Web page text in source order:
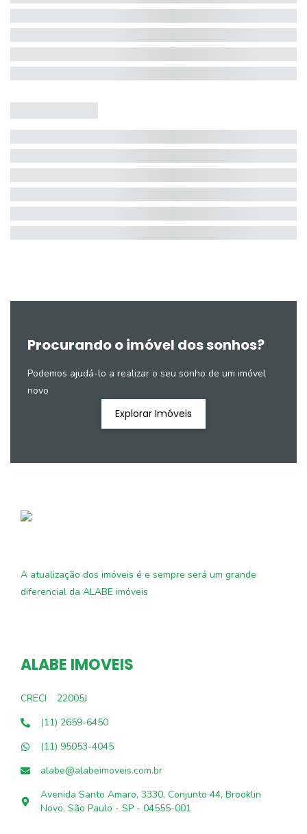
Procurando o imóvel dos sonhos?
Podemos ajudá-lo a realizar o seu sonho de um imóvel
novo
Explorar Imóveis
A atualização dos imóveis é e sempre será um grande
diferencial da ALABE imóveis
ALABE IMOVEIS
CRECI
22005J
(11) 2659-6450
(11) 95053-4045
alabe@alabeimoveis.com.br
Avenida Santo Amaro, 3330, Conjunto 44, Brooklin
Novo, São Paulo - SP - 04555-001